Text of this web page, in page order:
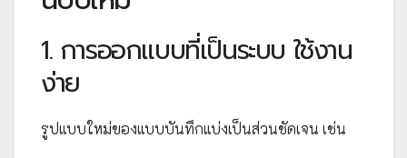
1. การออกแบบที่เป็นระบบ ใช้งาน
ง่าย
รูปแบบใหม่ของแบบบันทึกแบ่งเป็นส่วนชัดเจน เช่น